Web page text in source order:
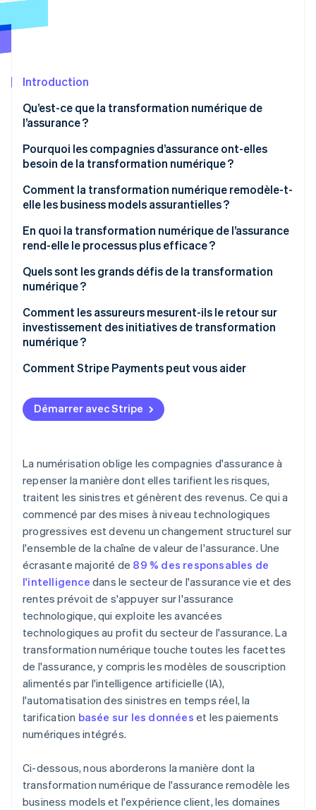
Radar
Constitution de start-up
Élimination du carbone
Vérification de l'identité
Stripe Sessions 2026
Découvrez comment Stripe construit l’infrastructure
Regarder la vidéo
Stripe App Marketplace
Introduction
Qu’est-ce que la transformation numérique de
l’assurance ?
Pourquoi les compagnies d’assurance ont-elles
besoin de la transformation numérique ?
Les attentes des clients ont augmenté
Données déterminant la compétitivité
Les concurrents natifs du numérique vont plus vite
La réglementation et les risques deviennent plus
complexes
Comment la transformation numérique remodèle-t-
elle les business models assurantielles ?
L’assurance intégrée élargit la distribution
Les modèles basés sur l’usage et à la demande
redéfinissent la tarification
La micro-assurance devient économiquement
viable
Les partenariats plateforme créent de nouvelles
sources de revenus
Données propices à la croissance
Les services à valeur ajoutée renforcent la relation
client
En quoi la transformation numérique de l’assurance
rend-elle le processus plus efficace ?
Quels sont les grands défis de la transformation
numérique ?
Comment les assureurs mesurent-ils le retour sur
investissement des initiatives de transformation
numérique ?
Comment Stripe Payments peut vous aider
Démarrer avec Stripe
La numérisation oblige les compagnies d'assurance à
repenser la manière dont elles tarifient les risques,
traitent les sinistres et génèrent des revenus. Ce qui a
commencé par des mises à niveau technologiques
progressives est devenu un changement structurel sur
l'ensemble de la chaîne de valeur de l'assurance. Une
écrasante majorité de 89 % des responsables de
l'intelligence dans le secteur de l'assurance vie et des
rentes prévoit de s'appuyer sur l'assurance
technologique, qui exploite les avancées
technologiques au profit du secteur de l'assurance. La
transformation numérique touche toutes les facettes
de l'assurance, y compris les modèles de souscription
alimentés par l'intelligence artificielle (IA),
l'automatisation des sinistres en temps réel, la
tarification basée sur les données et les paiements
numériques intégrés.
Ci-dessous, nous aborderons la manière dont la
transformation numérique de l'assurance remodèle les
business models et l'expérience client, les domaines